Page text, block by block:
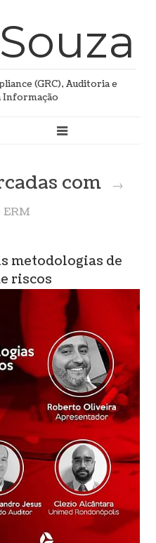
(GRC), Auditoria e
Informação
com
→
ERM
metodologias de
riscos